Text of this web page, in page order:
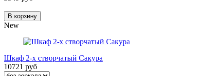
В корзину
New
Шкаф 2-х створчатый Сакура
10721 руб